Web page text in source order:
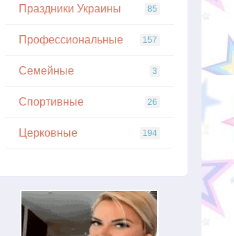
Праздники Украины 85
Профессиональные 157
Семейные 3
Спортивные 26
Церковные 194